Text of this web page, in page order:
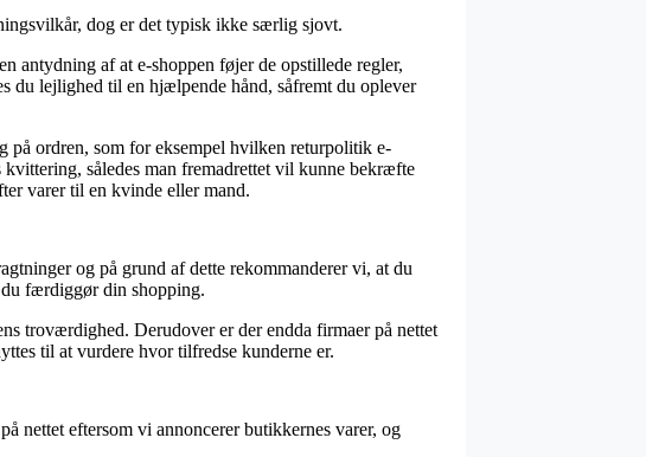
dog er det typisk ikke særlig sjovt.
antydning af at e-shoppen føjer de opstillede regler,
du lejlighed til en hjælpende hånd, såfremt du oplever
ordren, som for eksempel hvilken returpolitik e-
kvittering, således man fremadrettet vil kunne bekræfte
varer til en kvinde eller mand.
og på grund af dette rekommanderer vi, at du
færdiggør din shopping.
troværdighed. Derudover er der endda firmaer på nettet
til at vurdere hvor tilfredse kunderne er.
nettet eftersom vi annoncerer butikkernes varer, og